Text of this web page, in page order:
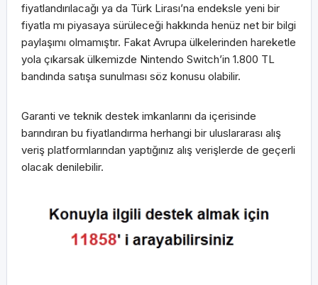
fiyatlandırılacağı ya da Türk Lirası’na endeksle yeni bir
fiyatla mı piyasaya sürüleceği hakkında henüz net bir bilgi
paylaşımı olmamıştır. Fakat Avrupa ülkelerinden hareketle
yola çıkarsak ülkemizde Nintendo Switch’in 1.800 TL
bandında satışa sunulması söz konusu olabilir.
Garanti ve teknik destek imkanlarını da içerisinde
barındıran bu fiyatlandırma herhangi bir uluslararası alış
veriş platformlarından yaptığınız alış verişlerde de geçerli
olacak denilebilir.